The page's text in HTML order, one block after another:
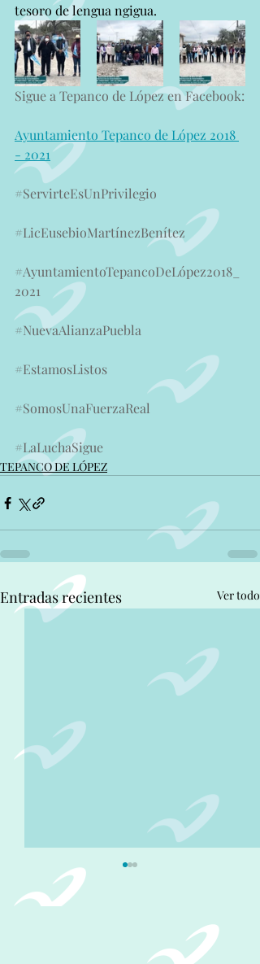
tesoro de lengua ngigua.
Sigue a Tepanco de López en Facebook:
Ayuntamiento Tepanco de López 2018
- 2021
#ServirteEsUnPrivilegio
#LicEusebioMartínezBenítez
#AyuntamientoTepancoDeLópez2018_
2021
#NuevaAlianzaPuebla
#EstamosListos
#SomosUnaFuerzaReal
#LaLuchaSigue
TEPANCO DE LÓPEZ
Entradas recientes Ver todo